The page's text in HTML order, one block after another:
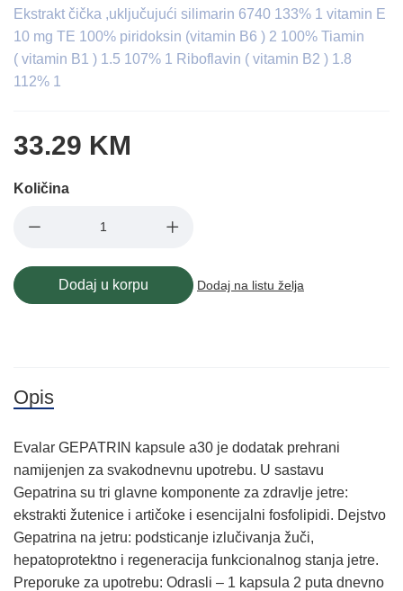
Ekstrakt čička ,uključujući silimarin 6740 133% 1 vitamin E
10 mg TE 100% piridoksin (vitamin B6 ) 2 100% Tiamin
( vitamin B1 ) 1.5 107% 1 Riboflavin ( vitamin B2 ) 1.8
112% 1
33.29 KM
Količina
Dodaj u korpu Dodaj na listu želja
Opis
Evalar GEPATRIN kapsule a30 je dodatak prehrani
namijenjen za svakodnevnu upotrebu. U sastavu
Gepatrina su tri glavne komponente za zdravlje jetre:
ekstrakti žutenice i artičoke i esencijalni fosfolipidi. Dejstvo
Gepatrina na jetru: podsticanje izlučivanja žuči,
hepatoprotektno i regeneracija funkcionalnog stanja jetre.
Preporuke za upotrebu: Odrasli – 1 kapsula 2 puta dnevno